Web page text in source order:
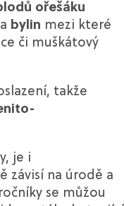
ořešáku
a bylin mezi které
či muškátový
takže
je i
závisí na úrodě a
se můžou